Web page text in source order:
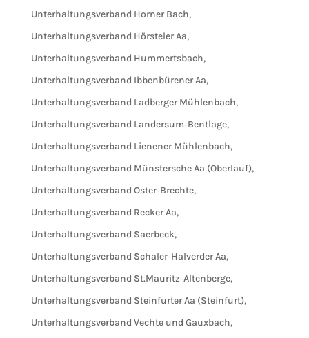
Unterhaltungsverband Horner Bach,
Unterhaltungsverband Hörsteler Aa,
Unterhaltungsverband Hummertsbach,
Unterhaltungsverband Ibbenbürener Aa,
Unterhaltungsverband Ladberger Mühlenbach,
Unterhaltungsverband Landersum‐Bentlage,
Unterhaltungsverband Lienener Mühlenbach,
Unterhaltungsverband Münstersche Aa (Oberlauf),
Unterhaltungsverband Oster‐Brechte,
Unterhaltungsverband Recker Aa,
Unterhaltungsverband Saerbeck,
Unterhaltungsverband Schaler‐Halverder Aa,
Unterhaltungsverband St.Mauritz‐Altenberge,
Unterhaltungsverband Steinfurter Aa (Steinfurt),
Unterhaltungsverband Vechte und Gauxbach,